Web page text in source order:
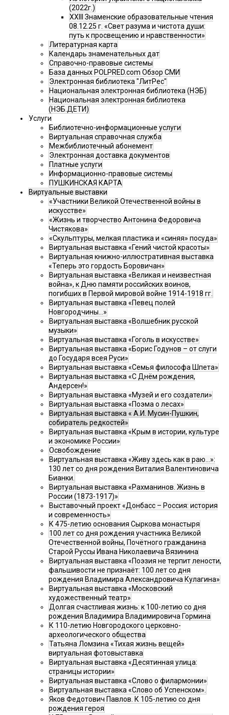
(2022г.)
XXIII Знаменские образовательные чтения
08.12.25 г. «Свет разума и чистота души:
путь к просвещению и нравственности»
Литературная карта
Календарь знаменательных дат
Справочно-правовые системы
База данных POLPRED.com Обзор СМИ
Электронная библиотека "ЛитРес"
Национальная электронная библиотека (НЭБ)
Национальная электронная библиотека
(НЭБ.ДЕТИ)
Услуги
Библиотечно-информационные услуги
Виртуальная справочная служба
Межбиблиотечный абонемент
Электронная доставка документов
Платные услуги
Информационно-правовые системы
ПУШКИНСКАЯ КАРТА
Виртуальные выставки
«Участники Великой Отечественной войны в
искусстве»
«Жизнь и творчество Антонина Федоровича
Чистякова»
«Скульптуры, мелкая пластика и «синяя» посуда»
Виртуальная выставка «Гений чистой красоты»
Виртуальная книжно-иллюстративная выставка
«Теперь это гордость Боровичан»
Виртуальная выставка «Великая и неизвестная
война», к Дню памяти российских воинов,
погибших в Первой мировой войне 1914-1918 гг.
Виртуальная выставка «Певец полей
Новгородчины…»
Виртуальная выставка «Волшебник русской
музыки»
Виртуальная выставка «Гоголь в искусстве»
Виртуальная выставка «Борис Годунов – от слуги
до Государя всея Руси»
Виртуальная выставка «Семья философа Шпета»
Виртуальная выставка «С Днём рождения,
Андерсен!»
Виртуальная выставка «Музей и его создатели»
Виртуальная выставка «Поэма о лесах»
Виртуальная выставка « А.И. Мусин-Пушкин,
собиратель редкостей»
Виртуальная выставка «Крым в истории, культуре
и экономике России»
Освобождение
Виртуальная выставка «Живу здесь как в раю…»:
130 лет со дня рождения Виталия Валентиновича
Бианки.
Виртуальная выставка «Рахманинов. Жизнь в
России (1873-1917)»
Выставочный проект «Донбасс – Россия: история
и современность»
К 475-летию основания Сыркова монастыря
100 лет со дня рождения участника Великой
Отечественной войны, Почётного гражданина
Старой Руссы Ивана Николаевича Вязинина
Виртуальная выставка «Поэзия не терпит лености,
фальшивости не признаёт: 100 лет со дня
рождения Владимира Александровича Кулагина»
Виртуальная выставка «Московский
художественный театр»
Долгая счастливая жизнь: к 100-летию со дня
рождения Владимира Владимировича Гормина
К 110-летию Новгородского церковно-
археологического общества
Татьяна Ломзина «Тихая жизнь вещей»
виртуальная фотовыставка
Виртуальная выставка «Десятинная улица:
страницы истории»
Виртуальная выставка «Слово о филармонии»
Виртуальная выставка «Слово об Успенском».
Яков Федотович Павлов. К 105-летию со дня
рождения героя